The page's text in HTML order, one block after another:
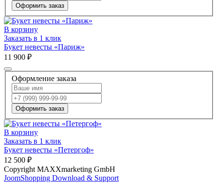
Оформить заказ
В корзину
Заказать в 1 клик
Букет невесты «Париж»
11 900 ₽
Оформление заказа
Оформить заказ
В корзину
Заказать в 1 клик
Букет невесты «Петергоф»
12 500 ₽
Copyright MAXXmarketing GmbH
JoomShopping Download & Support